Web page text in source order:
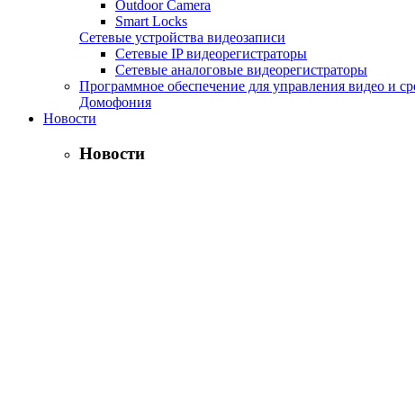
Outdoor Camera
Smart Locks
Сетевые устройства видеозаписи
Сетевые IP видеорегистраторы
Сетевые аналоговые видеорегистраторы
Программное обеспечение для управления видео и
Домофония
Новости
Новости